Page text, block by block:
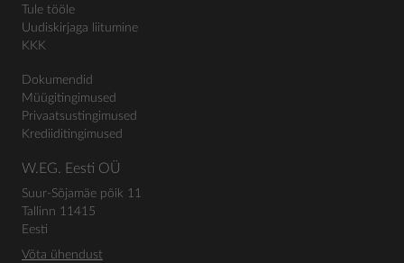
Tule tööle
Uudiskirjaga liitumine
KKK
Dokumendid
Müügitingimused
Privaatsustingimused
Krediiditingimused
W.EG. Eesti OÜ
Suur-Sõjamäe põik 11
Tallinn 11415
Eesti
Võta ühendust